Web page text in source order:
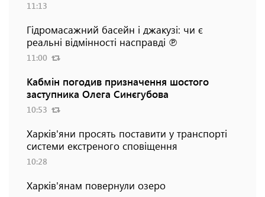
11:13
Гідромасажний басейн і джакузі: чи є
реальні відмінності насправді ℗
11:00
Кабмін погодив призначення шостого
заступника Олега Синєгубова
10:53
Харків'яни просять поставити у транспорті
системи екстреного сповіщення
10:28
Харків'янам повернули озеро